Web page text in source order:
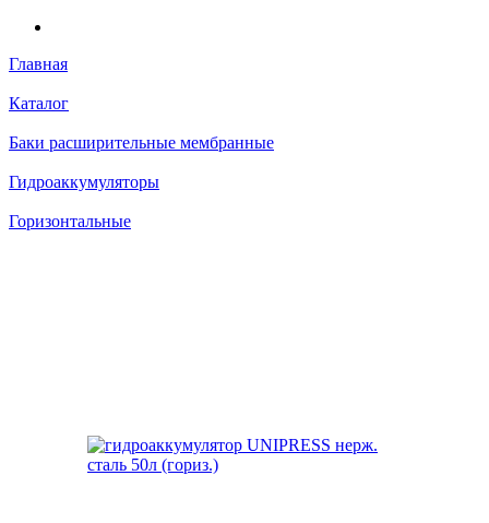
Главная
Каталог
Баки расширительные мембранные
Гидроаккумуляторы
Горизонтальные